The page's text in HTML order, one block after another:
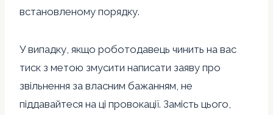
встановленому порядку.
У випадку, якщо роботодавець чинить на вас
тиск з метою змусити написати заяву про
звільнення за власним бажанням, не
піддавайтеся на ці провокації. Замість цього,